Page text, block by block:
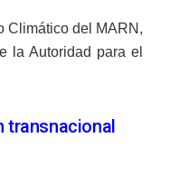
Climático del MARN,
la Autoridad para el
transnacional